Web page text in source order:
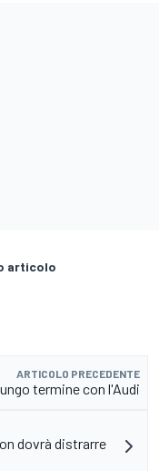
articolo
ARTICOLO PRECEDENTE
termine con l'Audi
dovrà distrarre